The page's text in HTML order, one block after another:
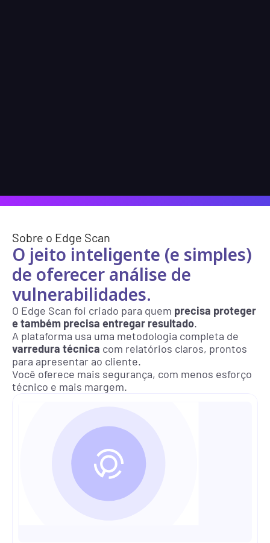
Sobre o Edge Scan
O jeito inteligente (e simples)
de oferecer análise de
vulnerabilidades.
O Edge Scan foi criado para quem precisa proteger
e também precisa entregar resultado.
A plataforma usa uma metodologia completa de
varredura técnica com relatórios claros, prontos
para apresentar ao cliente.
Você oferece mais segurança, com menos esforço
técnico e mais margem.